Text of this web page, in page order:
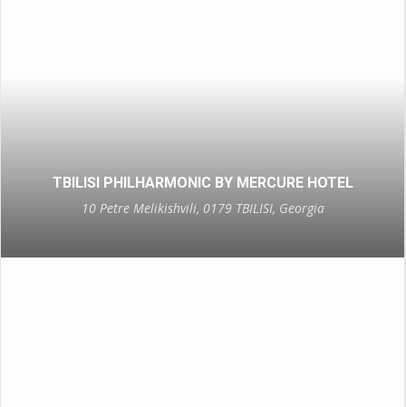
TBILISI PHILHARMONIC BY MERCURE HOTEL
10 Petre Melikishvili, 0179 TBILISI, Georgia